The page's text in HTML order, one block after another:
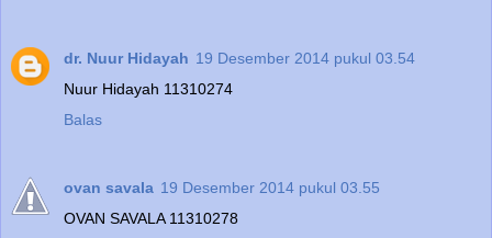
dr. Nuur Hidayah 19 Desember 2014 pukul 03.54
Nuur Hidayah 11310274
Balas
ovan savala 19 Desember 2014 pukul 03.55
OVAN SAVALA 11310278